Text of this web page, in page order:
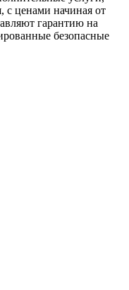
с ценами начиная от
гарантию на
безопасные